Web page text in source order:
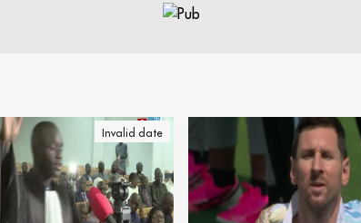
Invalid date